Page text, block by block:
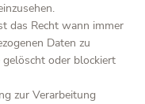
das Recht wann immer
Daten zu
gelöscht oder blockiert
zur Verarbeitung